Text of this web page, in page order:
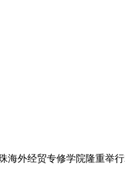
外经贸专修学院隆重举